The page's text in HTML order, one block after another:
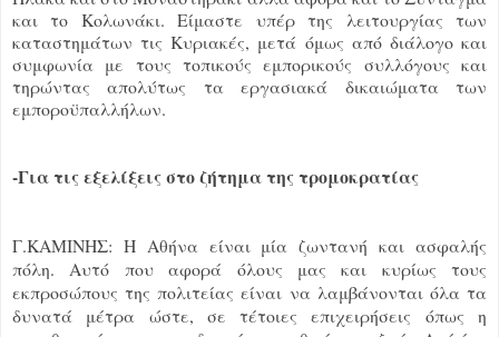
και το Κολωνάκι. Είμαστε υπέρ της λειτουργίας των
καταστημάτων τις Κυριακές, μετά όμως από διάλογο και
συμφωνία με τους τοπικούς εμπορικούς συλλόγους και
τηρώντας απολύτως τα εργασιακά δικαιώματα των
εμποροϋπαλλήλων.
-Για τις εξελίξεις στο ζήτημα της τρομοκρατίας
Γ.ΚΑΜΙΝΗΣ: Η Αθήνα είναι μία ζωντανή και ασφαλής
πόλη. Αυτό που αφορά όλους μας και κυρίως τους
εκπροσώπους της πολιτείας είναι να λαμβάνονται όλα τα
δυνατά μέτρα ώστε, σε τέτοιες επιχειρήσεις όπως η